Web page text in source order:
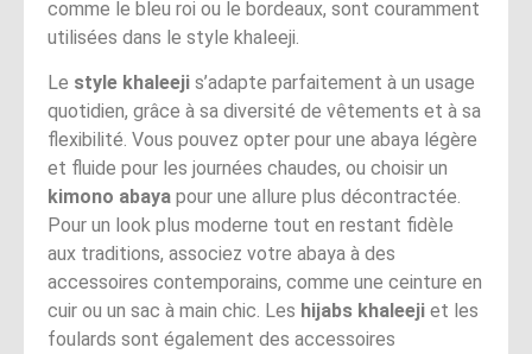
comme le bleu roi ou le bordeaux, sont couramment
utilisées dans le style khaleeji.
Le style khaleeji s’adapte parfaitement à un usage
quotidien, grâce à sa diversité de vêtements et à sa
flexibilité. Vous pouvez opter pour une abaya légère
et fluide pour les journées chaudes, ou choisir un
kimono abaya pour une allure plus décontractée.
Pour un look plus moderne tout en restant fidèle
aux traditions, associez votre abaya à des
accessoires contemporains, comme une ceinture en
cuir ou un sac à main chic. Les hijabs khaleeji et les
foulards sont également des accessoires